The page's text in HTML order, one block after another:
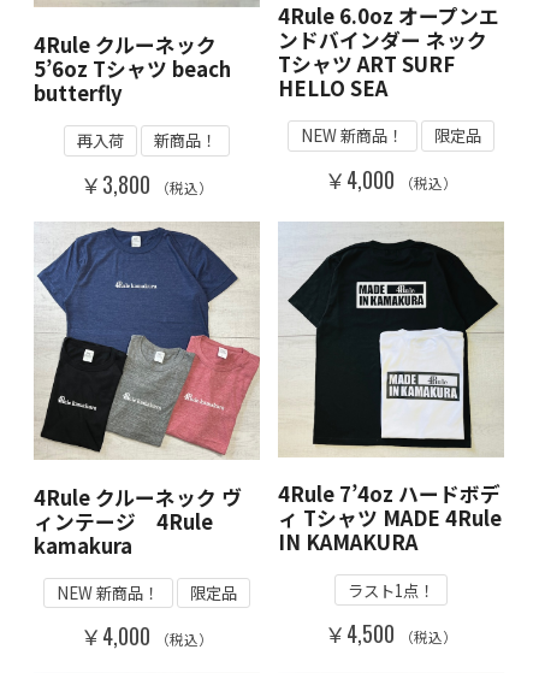
4Rule クルーネック
5’6oz Tシャツ beach
butterfly
再入荷 新商品！
￥3,800 （税込）
4Rule 6.0oz オープンエ
ンドバインダー ネック
Tシャツ ART SURF
HELLO SEA
NEW 新商品！ 限定品
￥4,000 （税込）
4Rule クルーネック ヴ
ィンテージ 4Rule
kamakura
NEW 新商品！ 限定品
￥4,000 （税込）
4Rule 7’4oz ハードボデ
ィ Tシャツ MADE 4Rule
IN KAMAKURA
ラスト1点！
￥4,500 （税込）